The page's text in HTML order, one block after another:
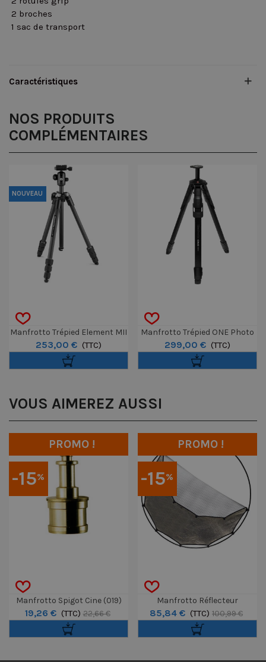
 2 broches
 1 sac de transport
Caractéristiques
NOS PRODUITS
COMPLÉMENTAIRES
NOUVEAU
Manfrotto Trépied Element MII
Mobile Noir 4 Sections BH1
253,00 € (TTC)
Manfrotto Trépied ONE Photo
En Aluminium
299,00 € (TTC)
VOUS AIMEREZ AUSSI
-15%
PROMO !
Manfrotto Spigot Cine (019)
19,26 € (TTC) 22,66 €
-15%
PROMO !
Manfrotto Réflecteur
HaloCompact 82cm Sunlite /
Soft Silver
85,84 € (TTC) 100,99 €